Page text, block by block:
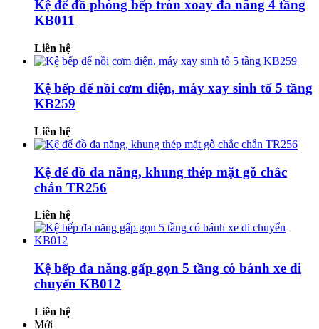
Kệ để đồ phòng bếp tròn xoay đa năng 4 tầng
KB011
Liên hệ
Kệ bếp để nồi cơm điện, máy xay sinh tố 5 tầng
KB259
Liên hệ
Kệ để đồ đa năng, khung thép mặt gỗ chắc
chắn TR256
Liên hệ
Kệ bếp đa năng gấp gọn 5 tầng có bánh xe di
chuyển KB012
Liên hệ
Mới